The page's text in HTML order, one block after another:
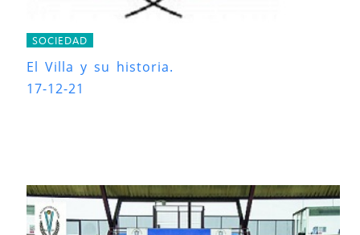
SOCIEDAD
El Villa y su historia.
17-12-21